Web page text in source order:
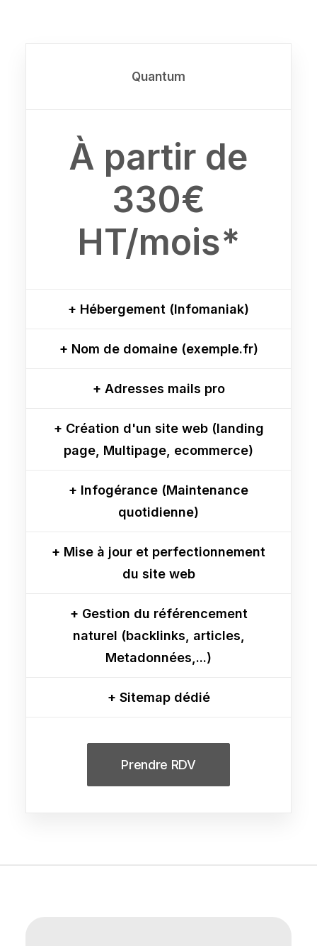
Quantum
À partir de
330€
HT/mois*
+ Hébergement (Infomaniak)
+ Nom de domaine (exemple.fr)
+ Adresses mails pro
+ Création d'un site web (landing
page, Multipage, ecommerce)
+ Infogérance (Maintenance
quotidienne)
+ Mise à jour et perfectionnement
du site web
+ Gestion du référencement
naturel (backlinks, articles,
Metadonnées,...)
+ Sitemap dédié
Prendre RDV